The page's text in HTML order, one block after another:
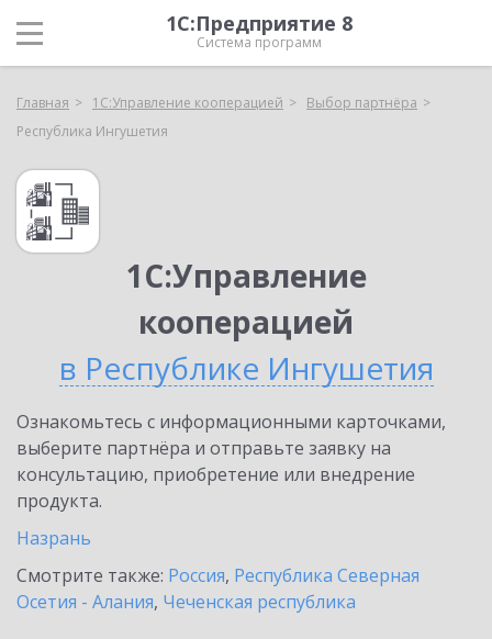
1С:Предприятие 8
Система программ
Главная 1С:Управление кооперацией
Выбор партнёра
Республика Ингушетия
1С:Управление
кооперацией
в Республике Ингушетия
Ознакомьтесь с информационными карточками,
выберите партнёра и отправьте заявку на
консультацию, приобретение или внедрение
продукта.
Назрань
Смотрите также: Россия, Республика Северная
Осетия - Алания, Чеченская республика